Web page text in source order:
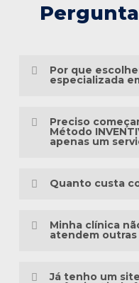
Por que
especializada
mais do que
paciente, as
como as pessoas
Preciso
Método
apenas um
diferente da sua
precisam
ou campanhas
Quanto custa
padronizados,
Minha clínica
atendem outras
Já tenho um